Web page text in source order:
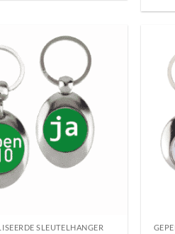
SLEUTELHANGER